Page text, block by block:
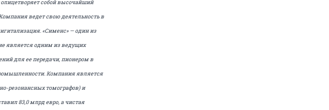
собой высочайший
ведет свою деятельность в
«Сименс» — один из
является одним из ведущих
для ее передачи, пионером в
Компания является
резонансных томографов) и
83,0 млрд евро, а чистая